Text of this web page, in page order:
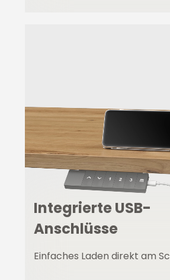
Integrierte USB-
Anschlüsse
Einfaches Laden direkt am